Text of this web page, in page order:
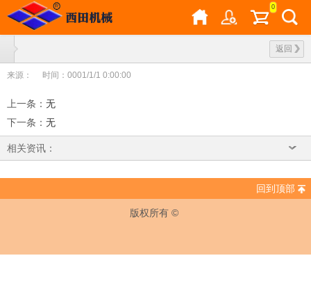
0
返回
来源： 时间：0001/1/1 0:00:00
上一条 ： 无
下一条 ： 无
相关资讯：
回到顶部
版权所有 ©